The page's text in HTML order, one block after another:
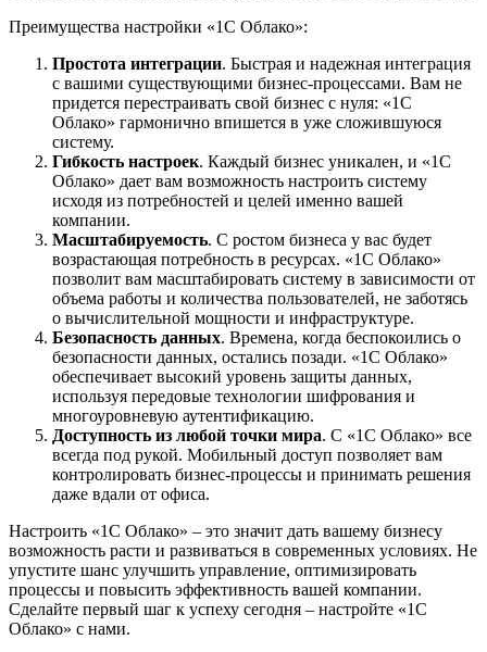
Преимущества настройки «1С Облако»:
Простота интеграции. Быстрая и надежная интеграция
с вашими существующими бизнес-процессами. Вам не
придется перестраивать свой бизнес с нуля: «1С
Облако» гармонично впишется в уже сложившуюся
систему.
Гибкость настроек. Каждый бизнес уникален, и «1С
Облако» дает вам возможность настроить систему
исходя из потребностей и целей именно вашей
компании.
Масштабируемость. С ростом бизнеса у вас будет
возрастающая потребность в ресурсах. «1С Облако»
позволит вам масштабировать систему в зависимости от
объема работы и количества пользователей, не заботясь
о вычислительной мощности и инфраструктуре.
Безопасность данных. Времена, когда беспокоились о
безопасности данных, остались позади. «1С Облако»
обеспечивает высокий уровень защиты данных,
используя передовые технологии шифрования и
многоуровневую аутентификацию.
Доступность из любой точки мира. С «1С Облако» все
всегда под рукой. Мобильный доступ позволяет вам
контролировать бизнес-процессы и принимать решения
даже вдали от офиса.
Настроить «1С Облако» – это значит дать вашему бизнесу
возможность расти и развиваться в современных условиях. Не
упустите шанс улучшить управление, оптимизировать
процессы и повысить эффективность вашей компании.
Сделайте первый шаг к успеху сегодня – настройте «1С
Облако» с нами.